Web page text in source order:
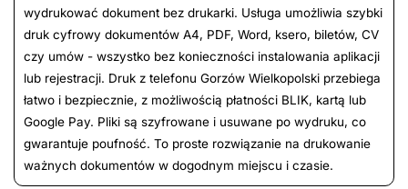
wydrukować dokument bez drukarki. Usługa umożliwia szybki
druk cyfrowy dokumentów A4, PDF, Word, ksero, biletów, CV
czy umów - wszystko bez konieczności instalowania aplikacji
lub rejestracji. Druk z telefonu Gorzów Wielkopolski przebiega
łatwo i bezpiecznie, z możliwością płatności BLIK, kartą lub
Google Pay. Pliki są szyfrowane i usuwane po wydruku, co
gwarantuje poufność. To proste rozwiązanie na drukowanie
ważnych dokumentów w dogodnym miejscu i czasie.